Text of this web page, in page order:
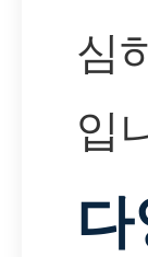
심
입